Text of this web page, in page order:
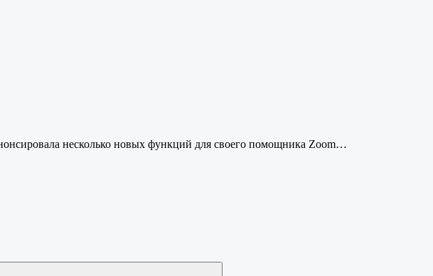
несколько новых функций для своего помощника Zoom…